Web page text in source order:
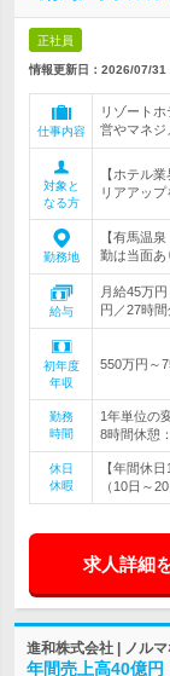
正社員
情報更新日：2026/07/31
仕事内容
リゾート
営やマネジ
対象と
なる方
【ホテル
リアアップ
勤務地
【有馬温
勤は当面
給与
月給45万
円／27時
初年度
年収
550万円～
勤務
時間
1年単位の
8時間休憩
休日
休暇
【年間休
（10日～
求人詳細
進和株式会社 | ノル
年間売上高40億円